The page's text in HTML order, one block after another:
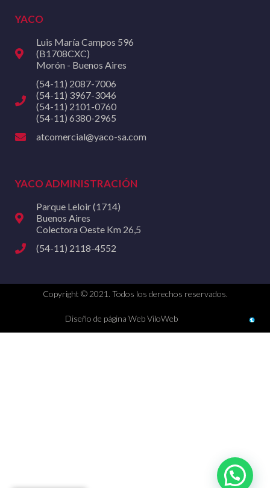
YACO
Luis María Campos 596
(B1708CXC)
Morón - Buenos Aires
(54-11) 2087-7006
(54-11) 3967-3046
(54-11) 2101-0760
(54-11) 6380-2965
atcomercial@yaco-sa.com
YACO ADMINISTRACIÓN
Parque Leloir (1714)
Buenos Aires
Colectora Oeste Km 26,5
(54-11) 2118-4552
Copyright © 2021. Todos los derechos reservados.
Diseño de página Web ViloWeb